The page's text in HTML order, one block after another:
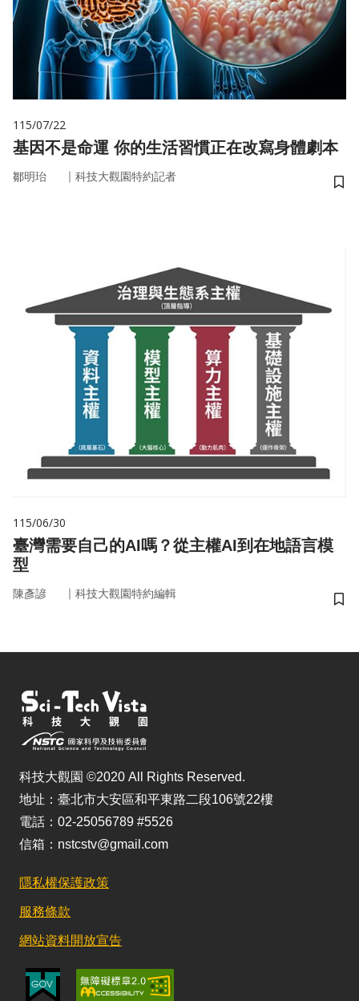
115/07/22
基因不是命運 你的生活習慣正在改寫身體劇本
鄒明珆 ｜ 科技大觀園特約記者
儲
115/06/30
臺灣需要自己的AI嗎？從主權AI到在地語言模
型
陳彥諺 ｜ 科技大觀園特約編輯
儲
科技大觀園 ©2020 All Rights Reserved.
地址：臺北市大安區和平東路二段106號22樓
電話：02-25056789 #5526
信箱：nstcstv@gmail.com
隱私權保護政策
服務條款
網站資料開放宣告